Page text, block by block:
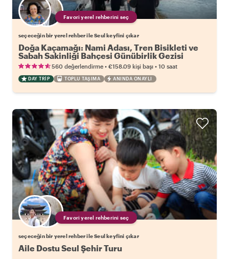
Favori yerel rehberini seç
seçeceğin bir yerel rehber ile Seul keyfini çıkar
Doğa Kaçamağı: Nami Adası, Tren Bisikleti ve
Sabah Sakinliği Bahçesi Günübirlik Gezisi
560 değerlendirme • €158.09 kişi başı • 10 saat
DAY TRIP TOPLU TAŞIMA ANINDA ONAYLI
Favori yerel rehberini seç
seçeceğin bir yerel rehber ile Seul keyfini çıkar
Aile Dostu Seul Şehir Turu